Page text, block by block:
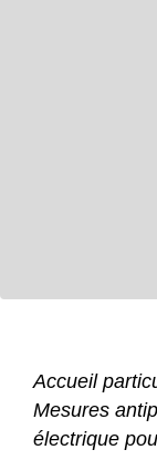
Accueil
Mesures
électrique